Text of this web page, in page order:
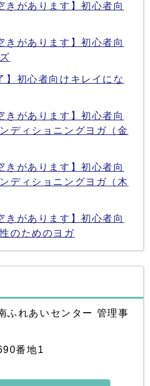
きがあります】初心者向
きがあります】初心者向
】初心者向けキレイにな
きがあります】初心者向
ディショニングヨガ（金
きがあります】初心者向
ディショニングヨガ（木
きがあります】初心者向
のためのヨガ
ふれあいセンター 管理事
番地1